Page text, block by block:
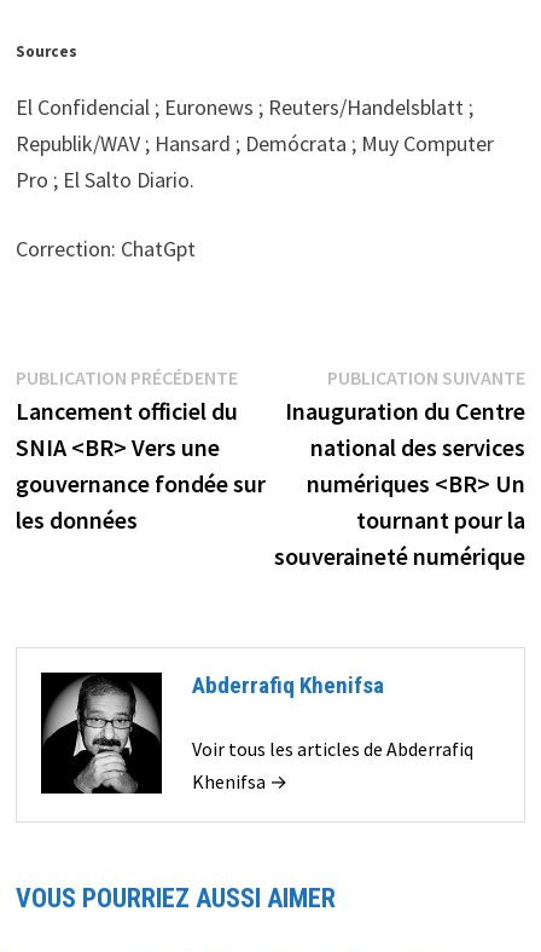
Sources
El Confidencial ; Euronews ; Reuters/Handelsblatt ;
Republik/WAV ; Hansard ; Demócrata ; Muy Computer
Pro ; El Salto Diario.
Correction: ChatGpt
Navigation
de
l’article
PUBLICATION PRÉCÉDENTEPublication
précédente :
Lancement officiel du
SNIA <BR> Vers une
gouvernance fondée sur
les données
PUBLICATION SUIVANTE
Inauguration du Centre
national des services
numériques <BR> Un
tournant pour la
souveraineté numérique
Abderrafiq Khenifsa
Voir tous les articles de Abderrafiq
Khenifsa →
VOUS POURRIEZ AUSSI AIMER